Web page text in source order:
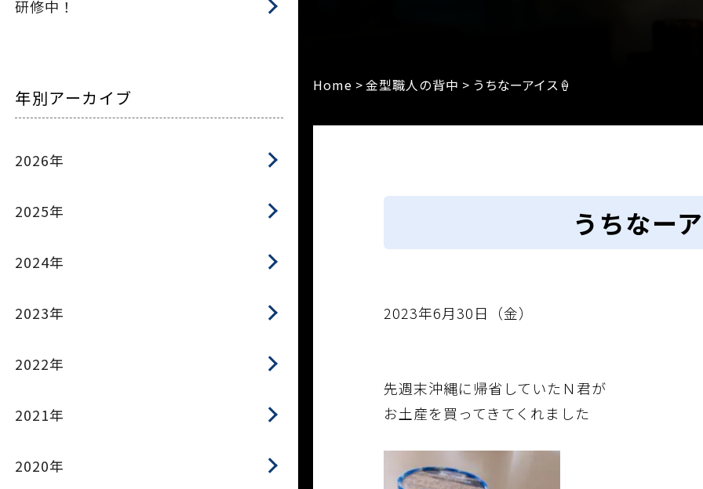
研修中！
年別アーカイブ
2026年
2025年
2024年
2023年
2022年
2021年
2020年
Home >金型職人の背中 > うちなーアイス🍦
うちなー
2023年6月30日（金）
先週末沖縄に帰省していたＮ君が
お土産を買ってきてくれました